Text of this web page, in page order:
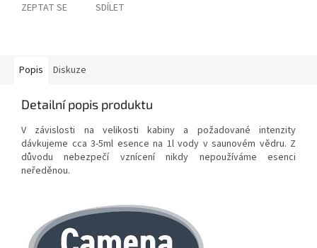
ZEPTAT SE SDÍLET
Popis Diskuze
Detailní popis produktu
V závislosti na velikosti kabiny a požadované intenzity
dávkujeme cca 3-5ml esence na 1l vody v saunovém vědru. Z
důvodu nebezpečí vznícení nikdy nepoužíváme esenci
neředěnou.